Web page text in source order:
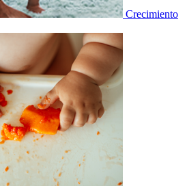
Crecimiento